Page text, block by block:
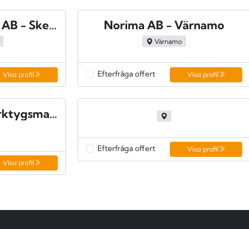
GMTT i Skellefteå AB - Skellefteå
Visa profil
Norima AB - Värnamo
Värnamo
Efterfråga offert Visa profil
Maskingården Verktygsmaskiner AB - Svedala
Visa profil
Efterfråga offert Visa profil